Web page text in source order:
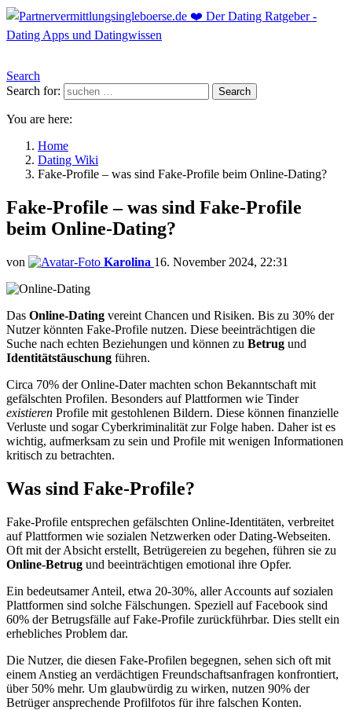
Search
Search for:
Search
You are here:
Home
Dating Wiki
Fake-Profile – was sind Fake-Profile beim Online-Dating?
Fake-Profile – was sind Fake-Profile
beim Online-Dating?
von Karolina 16. November 2024, 22:31
Das Online-Dating vereint Chancen und Risiken. Bis zu 30% der
Nutzer könnten Fake-Profile nutzen. Diese beeinträchtigen die
Suche nach echten Beziehungen und können zu Betrug und
Identitätstäuschung führen.
Circa 70% der Online-Dater machten schon Bekanntschaft mit
gefälschten Profilen. Besonders auf Plattformen wie Tinder
existieren Profile mit gestohlenen Bildern. Diese können finanzielle
Verluste und sogar Cyberkriminalität zur Folge haben. Daher ist es
wichtig, aufmerksam zu sein und Profile mit wenigen Informationen
kritisch zu betrachten.
Was sind Fake-Profile?
Fake-Profile entsprechen gefälschten Online-Identitäten, verbreitet
auf Plattformen wie sozialen Netzwerken oder Dating-Webseiten.
Oft mit der Absicht erstellt, Betrügereien zu begehen, führen sie zu
Online-Betrug und beeinträchtigen emotional ihre Opfer.
Ein bedeutsamer Anteil, etwa 20-30%, aller Accounts auf sozialen
Plattformen sind solche Fälschungen. Speziell auf Facebook sind
60% der Betrugsfälle auf Fake-Profile zurückführbar. Dies stellt ein
erhebliches Problem dar.
Die Nutzer, die diesen Fake-Profilen begegnen, sehen sich oft mit
einem Anstieg an verdächtigen Freundschaftsanfragen konfrontiert,
über 50% mehr. Um glaubwürdig zu wirken, nutzen 90% der
Betrüger ansprechende Profilfotos für ihre falschen Konten.